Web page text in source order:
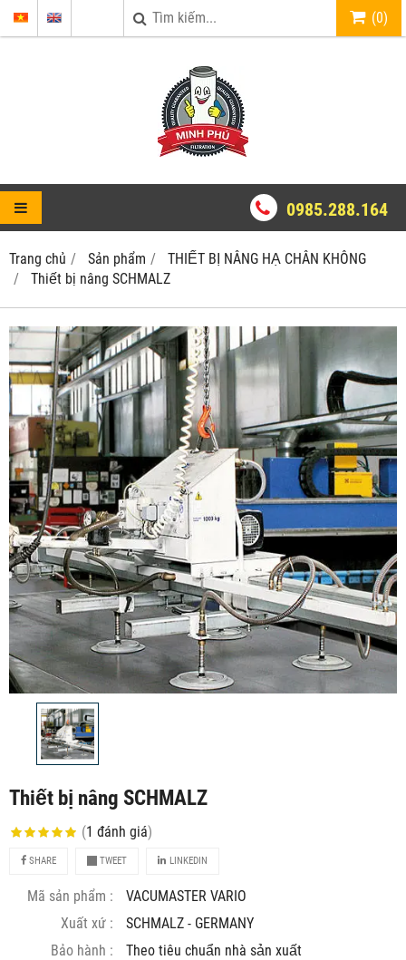
(0)
0985.288.164
Trang chủ Sản phẩm
THIẾT BỊ NÂNG HẠ CHÂN KHÔNG
Thiết bị nâng SCHMALZ
Thiết bị nâng SCHMALZ
(1 đánh giá)
SHARE TWEET LINKEDIN
Mã sản phẩm :
VACUMASTER VARIO
Xuất xứ :
SCHMALZ - GERMANY
Bảo hành :
Theo tiêu chuẩn nhà sản xuất